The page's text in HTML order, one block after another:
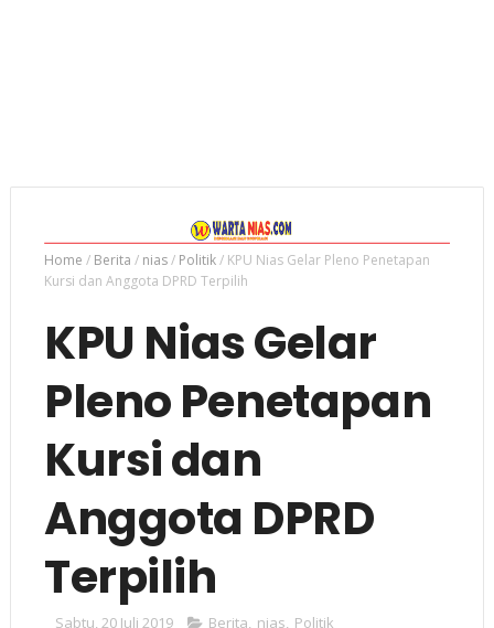
Home / Berita / nias/ Politik/ KPU Nias Gelar Pleno Penetapan
Kursi dan Anggota DPRD Terpilih
KPU Nias Gelar
Pleno Penetapan
Kursi dan
Anggota DPRD
Terpilih
Sabtu, 20 Juli 2019 Berita, nias, Politik